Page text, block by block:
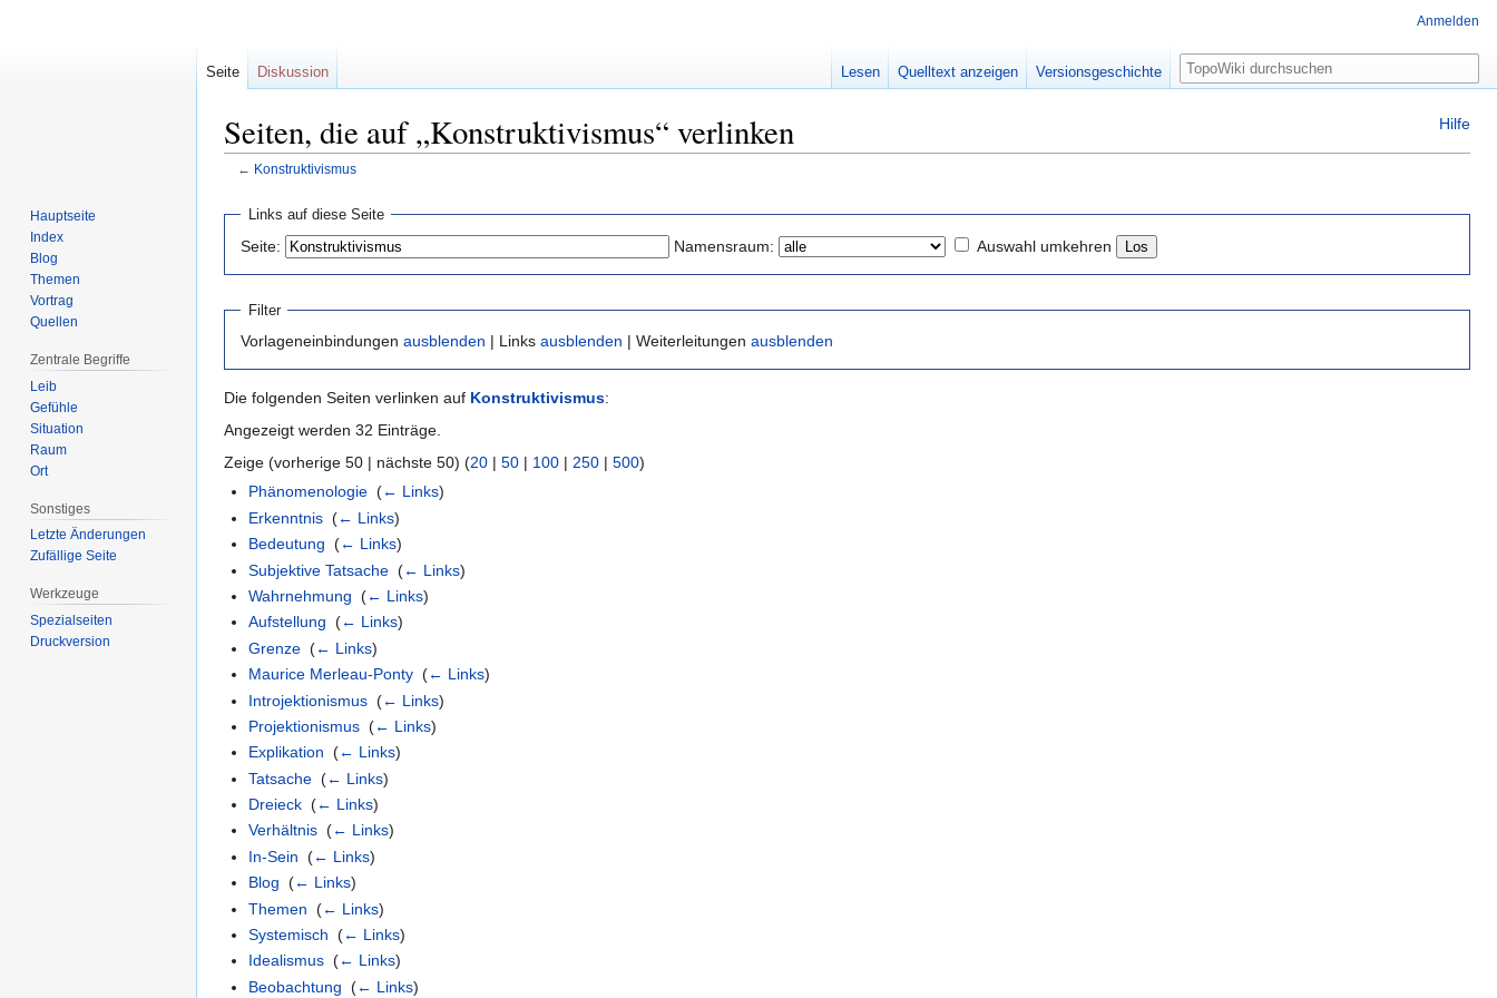
Hilfe
Seiten, die auf „Konstruktivismus“ verlinken
← Konstruktivismus
Navigation
springen
springen
Links auf diese Seite
Seite: Namensraum: Auswahl umkehren
Filter
Vorlageneinbindungen ausblenden | Links ausblenden | Weiterleitungen ausblenden
Die folgenden Seiten verlinken auf Konstruktivismus:
Angezeigt werden 32 Einträge.
Zeige (vorherige 50 | nächste 50) (20 | 50 | 100 | 250 | 500)
Phänomenologie ‎(← Links)
Erkenntnis ‎(← Links)
Bedeutung ‎(← Links)
Subjektive Tatsache ‎(← Links)
Wahrnehmung ‎(← Links)
Aufstellung ‎(← Links)
Grenze ‎(← Links)
Maurice Merleau-Ponty ‎(← Links)
Introjektionismus ‎(← Links)
Projektionismus ‎(← Links)
Explikation ‎(← Links)
Tatsache ‎(← Links)
Dreieck ‎(← Links)
Verhältnis ‎(← Links)
In-Sein ‎(← Links)
Blog ‎(← Links)
Themen ‎(← Links)
Systemisch ‎(← Links)
Idealismus ‎(← Links)
Beobachtung ‎(← Links)
Anmelden
Seite Diskussion Lesen Quelltext anzeigen Versionsgeschichte
Suche
Hauptseite
Index
Blog
Themen
Vortrag
Quellen
Zentrale Begriffe
Leib
Gefühle
Situation
Raum
Ort
Sonstiges
Letzte Änderungen
Zufällige Seite
Werkzeuge
Spezialseiten
Druckversion